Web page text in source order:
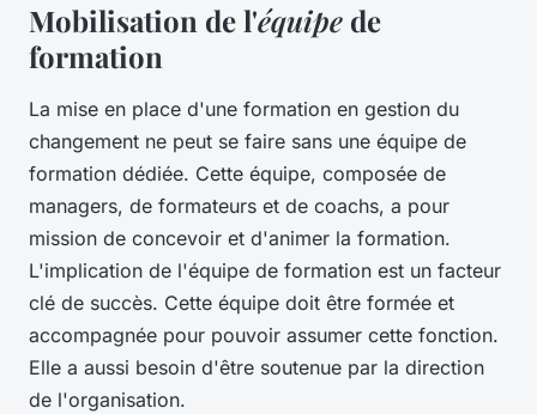
Mobilisation de l'équipe de
formation
La mise en place d'une formation en gestion du
changement ne peut se faire sans une équipe de
formation dédiée. Cette équipe, composée de
managers, de formateurs et de coachs, a pour
mission de concevoir et d'animer la formation.
L'implication de l'équipe de formation est un facteur
clé de succès. Cette équipe doit être formée et
accompagnée pour pouvoir assumer cette fonction.
Elle a aussi besoin d'être soutenue par la direction
de l'organisation.